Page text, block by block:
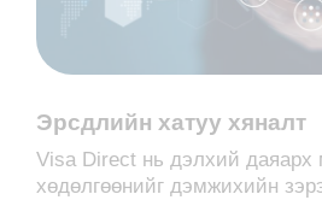
Эрсдлийн хатуу хяналт
Visa Direct нь дэлхий даяарх
хөдөлгөөнийг дэмжихийн